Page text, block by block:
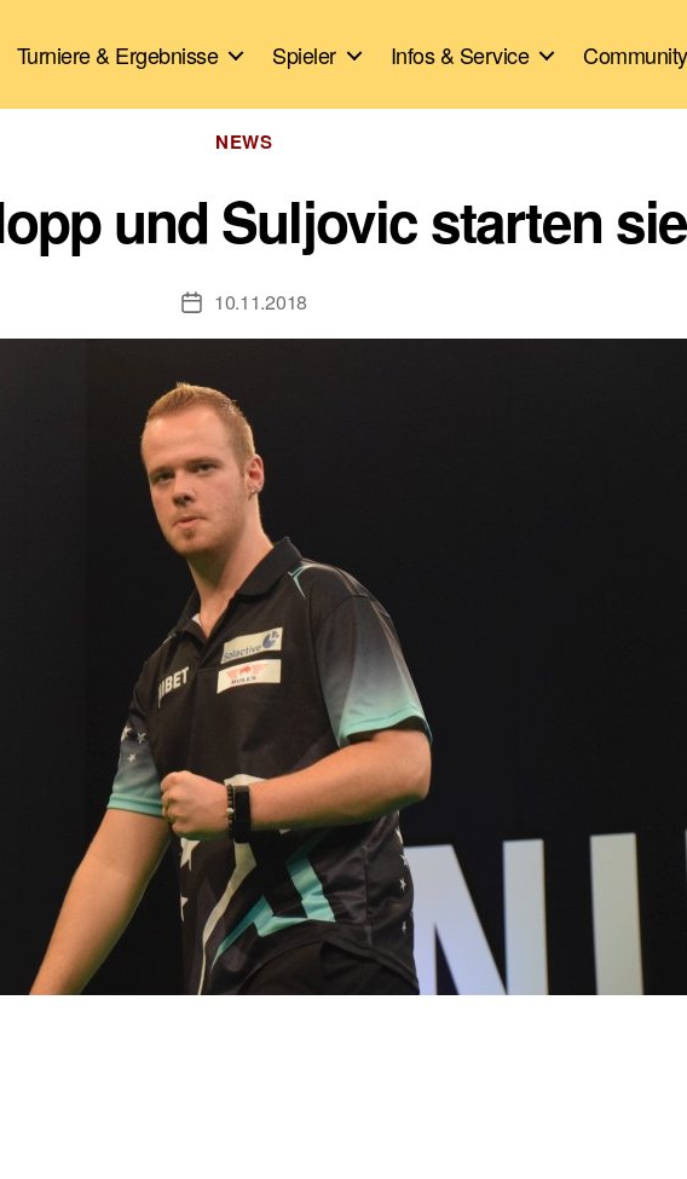
Turniere & Ergebnisse Spieler Infos & Service Community
Kategorien
NEWS
und Suljovic starten
Veröffentlichungsdatum
10.11.2018